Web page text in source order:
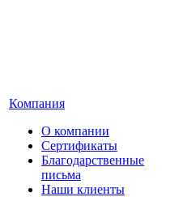
Компания
О компании
Сертификаты
Благодарственные
письма
Наши клиенты